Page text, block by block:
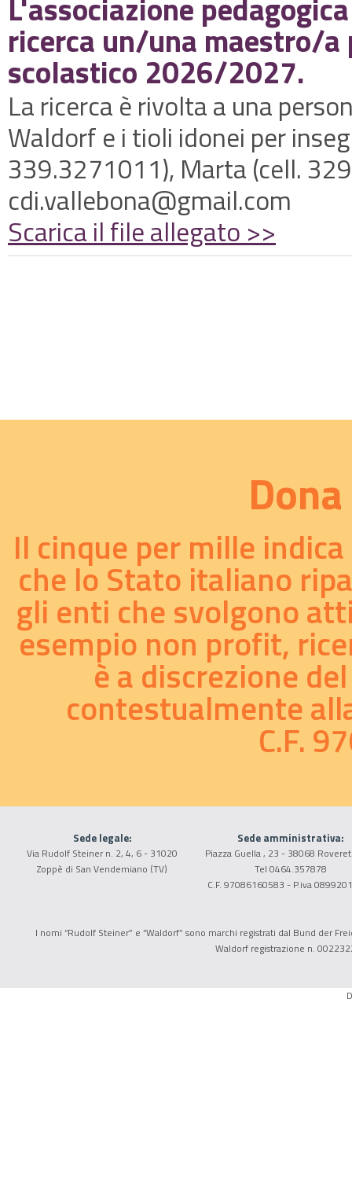
ricerca un/una maestro/
scolastico 2026/2027.
La ricerca è rivolta a una
Waldorf e i tioli idonei per
339.3271011), Marta (cell.
cdi.vallebona@gmail.com
Scarica il file allegato >>
Il cinque per mille
che lo Stato italiano
gli enti che svolgono
esempio non profit,
è a discrezione
contestualmente
C.F.
Sede legale:
Via Rudolf Steiner n. 2, 4, 6 - 31020
Zoppè di San Vendemiano (TV)
Sede amministrativa:
Piazza Guella , 23 - 38068
Tel 0464.357878
C.F. 97086160583 - P.iva
I nomi “Rudolf Steiner” e “Waldorf” sono marchi registrati dal Bund der
Waldorf registrazione n.